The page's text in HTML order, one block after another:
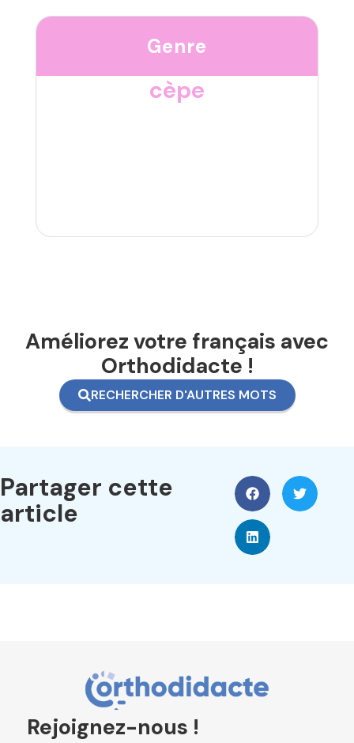
Genre
cèpe
Améliorez votre français avec
Orthodidacte !
RECHERCHER D'AUTRES MOTS
Partager cette
article
Rejoignez-nous !